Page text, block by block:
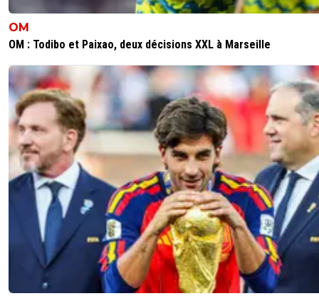
OM
OM : Todibo et Paixao, deux décisions XXL à Marseille